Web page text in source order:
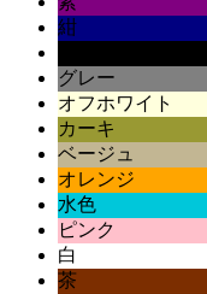
紺
グレー
オフホワイト
カーキ
ベージュ
オレンジ
水色
ピンク
白
茶